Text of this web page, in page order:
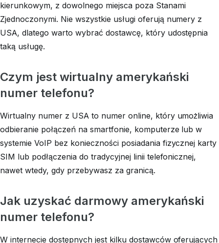
kierunkowym, z dowolnego miejsca poza Stanami
Zjednoczonymi. Nie wszystkie usługi oferują numery z
USA, dlatego warto wybrać dostawcę, który udostępnia
taką usługę.
Czym jest wirtualny amerykański
numer telefonu?
Wirtualny numer z USA to numer online, który umożliwia
odbieranie połączeń na smartfonie, komputerze lub w
systemie VoIP bez konieczności posiadania fizycznej karty
SIM lub podłączenia do tradycyjnej linii telefonicznej,
nawet wtedy, gdy przebywasz za granicą.
Jak uzyskać darmowy amerykański
numer telefonu?
W internecie dostępnych jest kilku dostawców oferujących